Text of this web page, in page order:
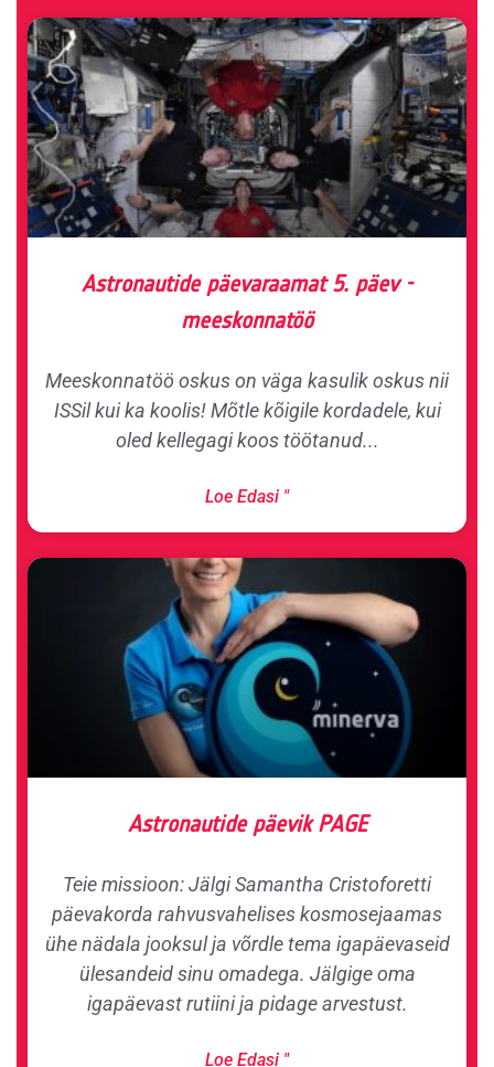
Astronautide päevaraamat 5. päev -
meeskonnatöö
Meeskonnatöö oskus on väga kasulik oskus nii
ISSil kui ka koolis! Mõtle kõigile kordadele, kui
oled kellegagi koos töötanud...
Loe Edasi "
Astronautide päevik PAGE
Teie missioon: Jälgi Samantha Cristoforetti
päevakorda rahvusvahelises kosmosejaamas
ühe nädala jooksul ja võrdle tema igapäevaseid
ülesandeid sinu omadega. Jälgige oma
igapäevast rutiini ja pidage arvestust.
Loe Edasi "